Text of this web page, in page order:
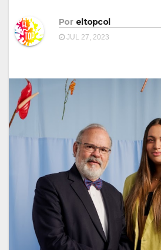
Por eltopcol
JUL 27, 2023